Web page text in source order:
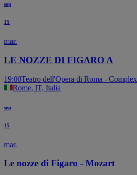
sep
15
mar.
LE NOZZE DI FIGARO A
19:00Teatro dell'Opera di Roma - Complex
Rome, IT, Italia
sep
15
mar.
Le nozze di Figaro - Mozart